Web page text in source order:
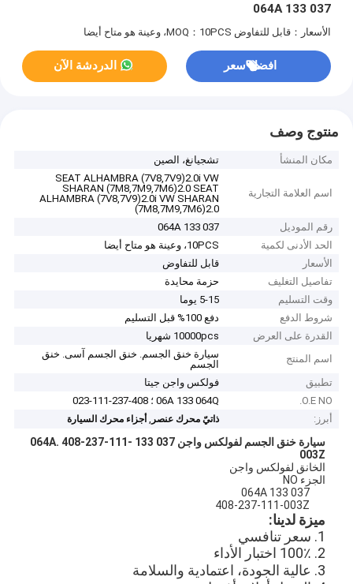
037 133 064A
الأسعار：قابل للتفاوض MOQ：10PCS، وعينة هو متاح أيضا
افضل سعر الدردشة الآن
منتوج وصف
مكان المنشأ تشجيانغ، الصين
اسم العلامة التجارية
SEAT ALHAMBRA (7V8,7V9)2.0i VW
SHARAN (7M8,7M9,7M6)2.0 SEAT
ALHAMBRA (7V8,7V9)2.0i VW SHARAN
(7M8,7M9,7M6)2.0
رقم الموديل
037 133 064A
الحد الأدنى لكمية
10PCS، وعينة هو متاح أيضا
الأسعار
قابل للتفاوض
تفاصيل التغليف
حزمة محايدة
وقت التسليم
5-15 يوما
شروط الدفع
دفع 100% قبل التسليم
القدرة على العرض
10000pcs شهريا
اسم المنتج
سيارة خنق الجسم. خنق الجسم آسى. خنق
الجسم
تطبيق
فولكس واجن جيتا
O.E NO.
06A 133 064Q ؛ 408-237-111-023
أبرز:
ذاتيّ محرك عنصر ,أجزاء محرك السيارة
سيارة خنق الجسم لفولكس واجن 037 133 064A.
408-237-111-
003Z
الخانق لفولكس واجن
الجزء NO
037 133 064A
408-237-111-003Z
ميزة لدينا:
1. سعر تنافسي
2. 100٪ اختبار الأداء
3. عالية الجودة، اعتمادية والسلامة